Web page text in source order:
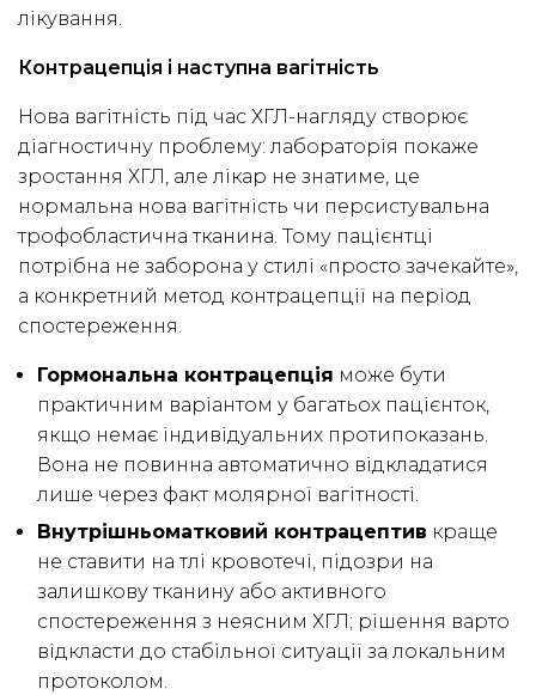
лікування.
Контрацепція і наступна вагітність
Нова вагітність під час ХГЛ-нагляду створює
діагностичну проблему: лабораторія покаже
зростання ХГЛ, але лікар не знатиме, це
нормальна нова вагітність чи персистувальна
трофобластична тканина. Тому пацієнтці
потрібна не заборона у стилі «просто зачекайте»,
а конкретний метод контрацепції на період
спостереження.
Гормональна контрацепція може бути
практичним варіантом у багатьох пацієнток,
якщо немає індивідуальних протипоказань.
Вона не повинна автоматично відкладатися
лише через факт молярної вагітності.
Внутрішньоматковий контрацептив краще
не ставити на тлі кровотечі, підозри на
залишкову тканину або активного
спостереження з неясним ХГЛ; рішення варто
відкласти до стабільної ситуації за локальним
протоколом.